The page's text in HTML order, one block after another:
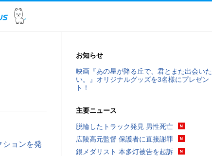
ションを発
お知らせ
映画『あの星が降る丘で、君とまた出会いた
い。』オリジナルグッズを3名様にプレゼン
ト！
主要ニュース
脱輪したトラック発見 男性死亡
広陵高元監督 保護者に直接謝罪
銀メダリスト 本多灯被告を起訴